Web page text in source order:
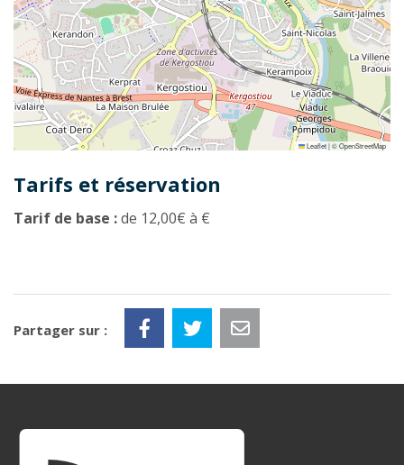
Leaflet|©OpenStreetMap
Tarifs et réservation
Tarif de base :de 12,00€ à €
Partager sur :